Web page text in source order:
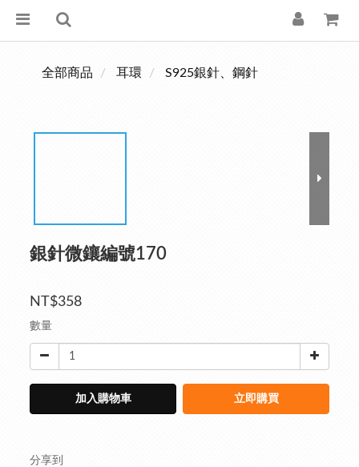
全部商品 耳環 S925銀針、鋼針
銀針微鑲編號170
NT$358
數量
加入購物車 立即購買
分享到